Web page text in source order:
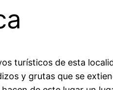
turísticos de esta
y grutas que se